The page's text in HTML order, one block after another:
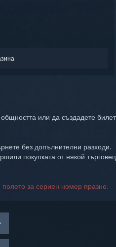
или да създадете
без допълнителни разходи.
покупката от някой търговец
за сериен номер празно.